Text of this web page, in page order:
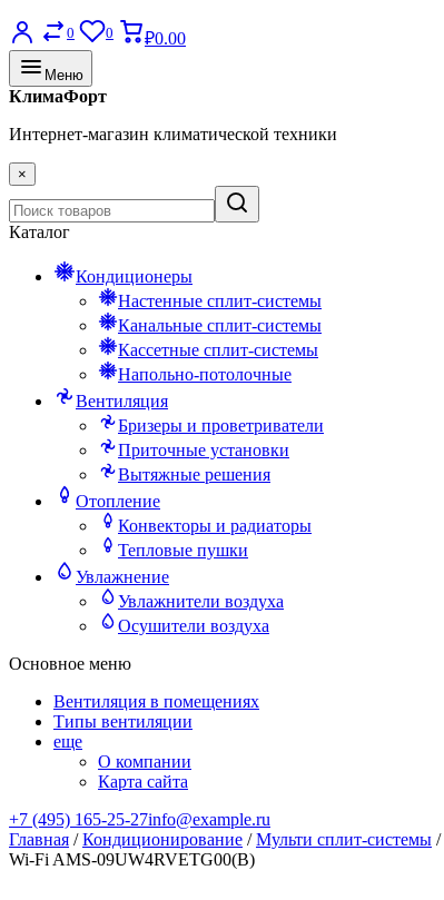
0 0 ₽0.00
Меню
КлимаФорт
Интернет-магазин климатической техники
×
Каталог
Кондиционеры
Настенные сплит-системы
Канальные сплит-системы
Кассетные сплит-системы
Напольно-потолочные
Вентиляция
Бризеры и проветриватели
Приточные установки
Вытяжные решения
Отопление
Конвекторы и радиаторы
Тепловые пушки
Увлажнение
Увлажнители воздуха
Осушители воздуха
Основное меню
Вентиляция в помещениях
Типы вентиляции
еще
О компании
Карта сайта
+7 (495) 165-25-27info@example.ru
Главная /Кондиционирование /Мульти сплит-системы /
Wi-Fi AMS-09UW4RVETG00(B)